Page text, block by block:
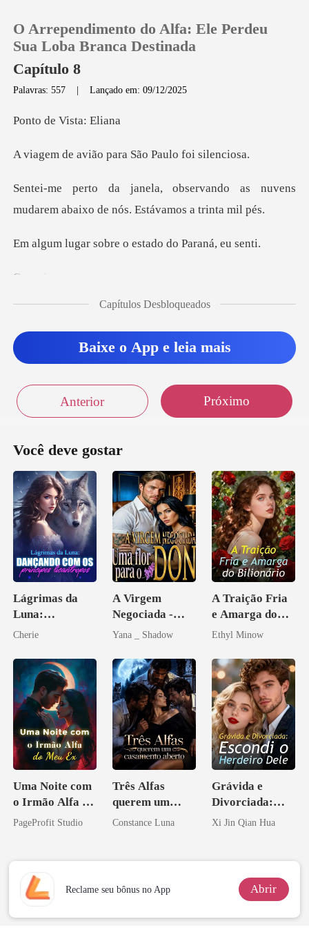
Histórico
O Arrependimento do Alfa: Ele Perdeu
Sua Loba Branca Destinada
Capítulo 8
Palavras: 557 |Lançado em: 09/12/2025
e Vista
o para São Paulo
vando as nuvens
mudarem abaixo d
obre o estado do
tinha sido esticado d
Capítulos Desbloqueados
Baixe o App e leia mais
Anterior Próximo
Você deve gostar
Lágrimas da
Luna:
Dançando com
licantropos
Cherie
A Virgem
Negociada -
Uma flor para o
Yana _ Shadow
A Traição Fria
e Amarga do
Bilionário
Ethyl Minow
Uma Noite com
o Irmão Alfa do
Meu Ex
PageProfit Studio
Três Alfas
querem um
casamento
Constance Luna
Grávida e
Divorciada:
Escondi o
Xi Jin Qian Hua
Reclame seu bônus no App Abrir